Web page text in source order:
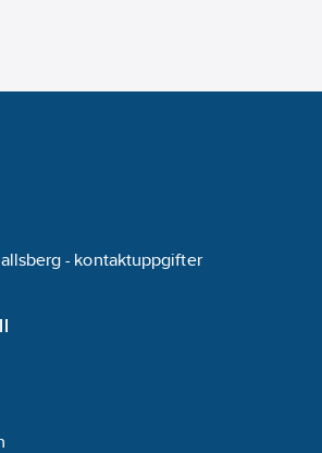
- kontaktuppgifter